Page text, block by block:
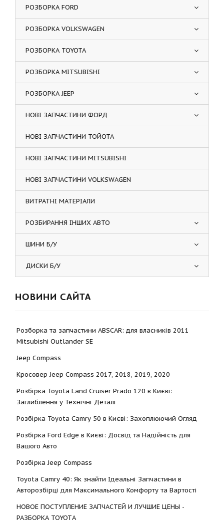
РОЗБОРКА FORD
РОЗБОРКА VOLKSWAGEN
РОЗБОРКА TOYOTA
РОЗБОРКА MITSUBISHI
РОЗБОРКА JEEP
НОВІ ЗАПЧАСТИНИ ФОРД
НОВІ ЗАПЧАСТИНИ ТОЙОТА
НОВІ ЗАПЧАСТИНИ MITSUBISHI
НОВІ ЗАПЧАСТИНИ VOLKSWAGEN
ВИТРАТНІ МАТЕРІАЛИ
РОЗБИРАННЯ ІНШИХ АВТО
ШИНИ Б/У
ДИСКИ Б/У
НОВИНИ САЙТА
Розборка та запчастини ABSCAR: для власників 2011
Mitsubishi Outlander SE
Jeep Compass
Кросовер Jeep Compass 2017, 2018, 2019, 2020
Розбірка Toyota Land Cruiser Prado 120 в Києві:
Заглиблення у Технічні Деталі
Розбірка Toyota Camry 50 в Києві: Захоплюючий Огляд
Розбірка Ford Edge в Києві: Досвід та Надійність для
Вашого Авто
Розбірка Jeep Compass
Toyota Camry 40: Як знайти Ідеальні Запчастини в
Авторозбірці для Максимального Комфорту та Вартості
НОВОЕ ПОСТУПЛЕНИЕ ЗАПЧАСТЕЙ И ЛУЧШИЕ ЦЕНЫ -
РАЗБОРКА TOYOTА